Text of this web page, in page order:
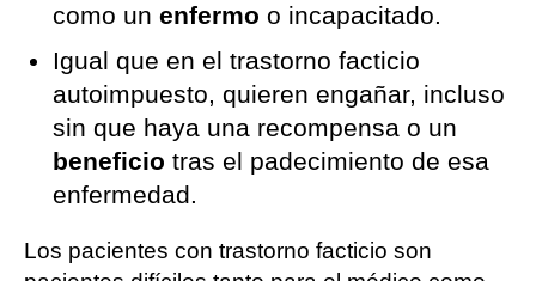
como unenfermo o incapacitado.
Igual que en el trastorno facticio
autoimpuesto, quieren engañar, incluso
sin que haya una recompensa o un
beneficio tras el padecimiento de esa
enfermedad.
Los pacientes con trastorno facticio son